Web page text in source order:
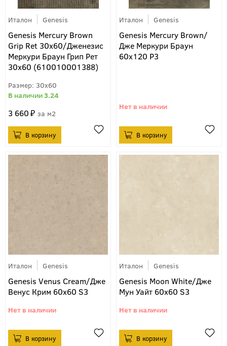
Италон Genesis
Genesis Mercury Brown
Grip Ret 30x60/Дженезис
Меркури Браун Грип Рет
30х60 (610010001388)
30x60
3.24
3 660 м2
Италон Genesis
Genesis Mercury Brown/
Дже Меркури Браун
60х120 P3
Италон Genesis
Genesis Venus Cream/Дже
Венус Крим 60х60 S3
Италон Genesis
Genesis Moon White/Дже
Мун Уайт 60х60 S3